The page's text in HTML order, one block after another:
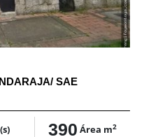
SAE
390 Área m2